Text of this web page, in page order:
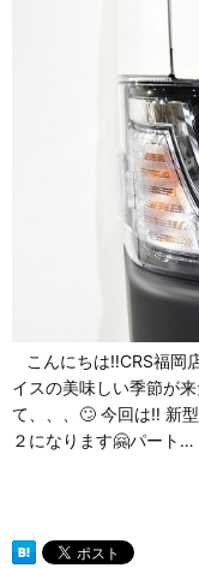
こんにちは‼CRS福岡
イスの美味しい季節が
て、、、🙄 今回は‼ 新
２になります🤗パート…